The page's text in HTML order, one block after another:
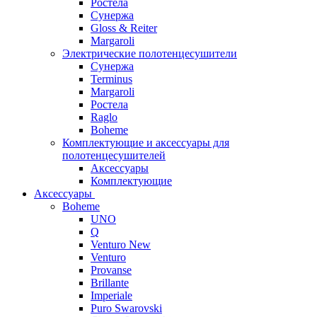
Ростела
Сунержа
Gloss & Reiter
Margaroli
Электрические полотенцесушители
Сунержа
Terminus
Margaroli
Ростела
Raglo
Boheme
Комплектующие и аксессуары для
полотенцесушителей
Аксессуары
Комплектующие
Аксессуары
Boheme
UNO
Q
Venturo New
Venturo
Provanse
Brillante
Imperiale
Puro Swarovski